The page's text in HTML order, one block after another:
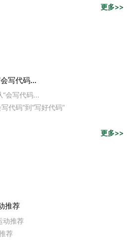
更多>>
写代码...
会写代码...
代码”到“写好代码”
更多>>
推荐
动推荐
荐